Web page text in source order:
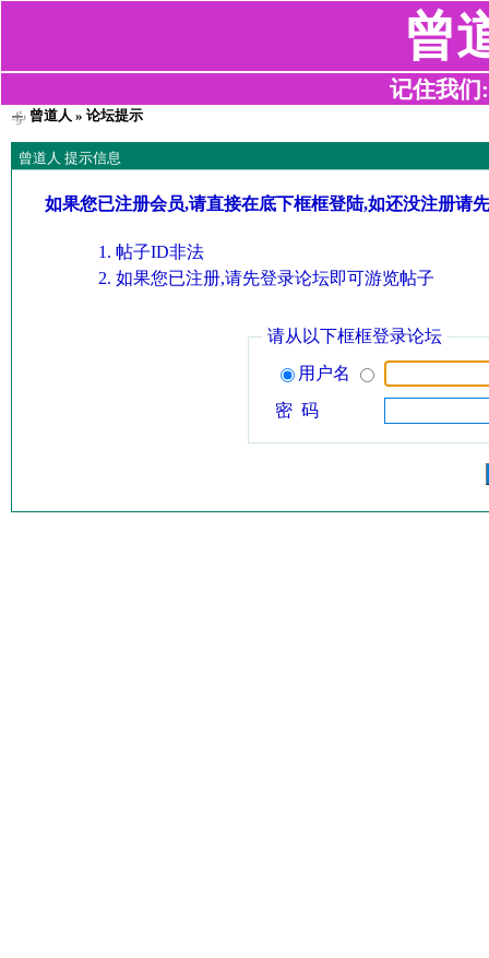
曾
记住我们
曾道人 » 论坛提示
曾道人 提示信息
如果您已注册会员,请直接在底下框框登陆,如还没注册请
帖子ID非法
如果您已注册,请先登录论坛即可游览帖子
请从以下框框登录论坛
用户名
密 码